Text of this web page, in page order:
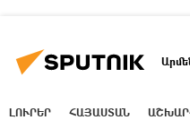
ԼՈՒՐԵՐ ՀԱՅԱՍՏԱՆ